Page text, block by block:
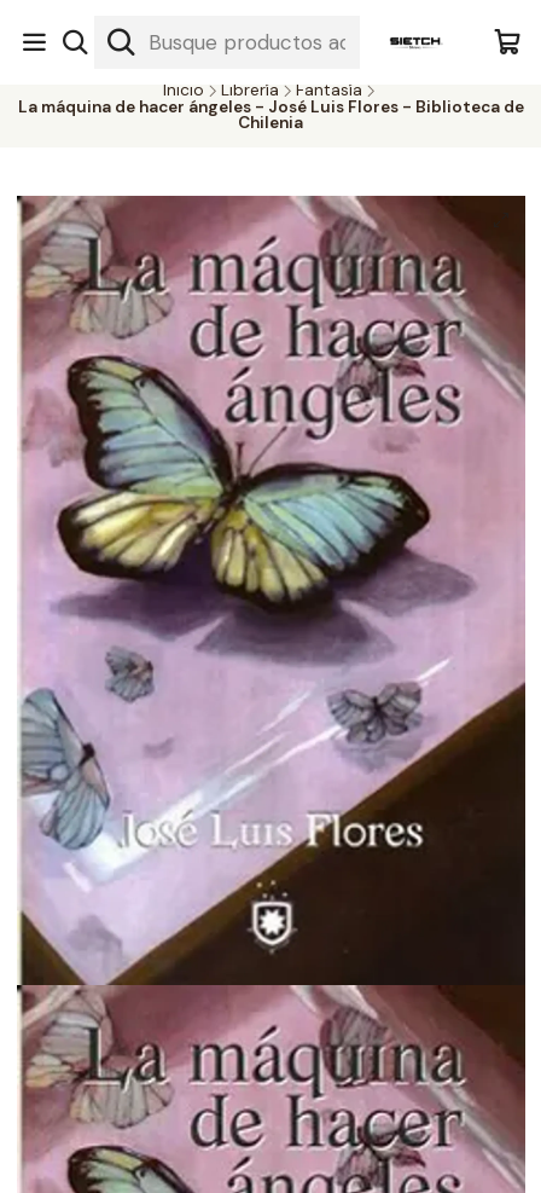
Nuestra librería - Serrano 317 local 3 - Limache.
#SomospartedelSietch
Inicio Librería
Fantasía
La máquina de hacer ángeles - José Luis Flores - Biblioteca de
Chilenia